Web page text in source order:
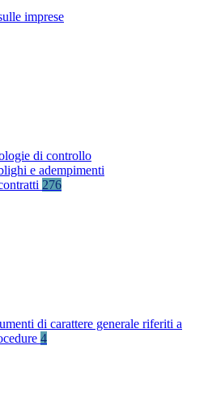
imprese
di controllo
e adempimenti
276
di carattere generale riferiti a
4